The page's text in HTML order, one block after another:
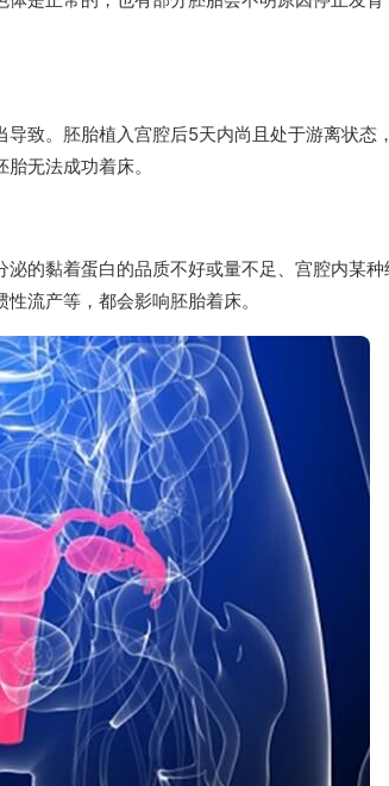
致。胚胎植入宫腔后5天内尚且处于游离状态
无法成功着床。
的黏着蛋白的品质不好或量不足、宫腔内某种
流产等，都会影响胚胎着床。